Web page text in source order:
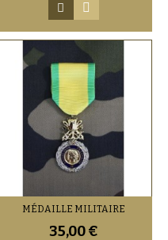
MÉDAILLE MILITAIRE
35,00 €